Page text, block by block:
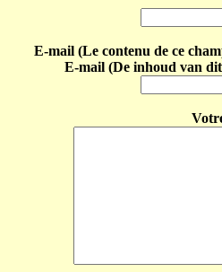
E-mail (Le contenu de ce
E-mail (De inhoud van